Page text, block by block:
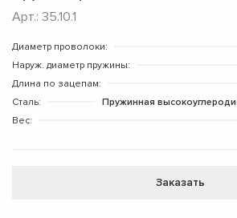
Арт.: 35.10.1
Диаметр проволоки:
Наруж. диаметр пружины:
Длина по зацепам:
Сталь:
Пружинная
Вес:
Заказать